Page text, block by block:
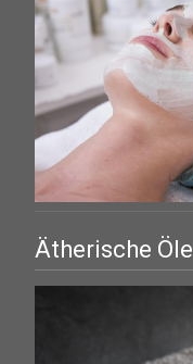
Ätherische Öle